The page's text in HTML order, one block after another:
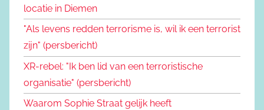
locatie in Diemen
"Als levens redden terrorisme is, wil ik een terrorist
zijn" (persbericht)
XR-rebel: "Ik ben lid van een terroristische
organisatie" (persbericht)
Waarom Sophie Straat gelijk heeft